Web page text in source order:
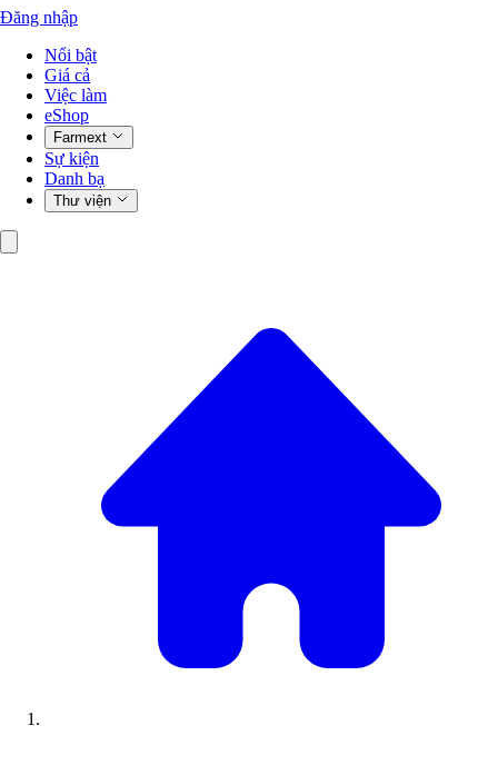
Đăng nhập
Nổi bật
Giá cả
Việc làm
eShop
Farmext
Sự kiện
Danh bạ
Thư viện